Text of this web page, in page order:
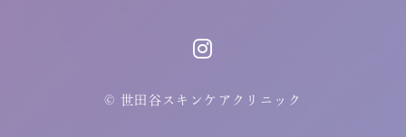
© 世田谷スキンケアクリニック